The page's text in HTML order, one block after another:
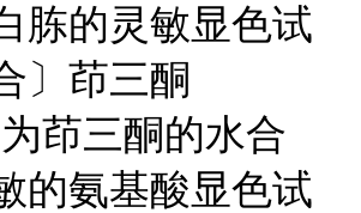
胨的灵敏显色试
〕茚三酮
茚三酮的水合
的氨基酸显色试